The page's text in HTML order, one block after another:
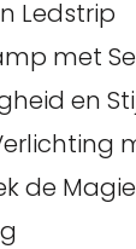
Ledstrip
met
en
de